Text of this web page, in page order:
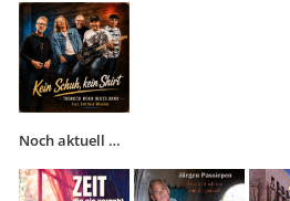
Noch aktuell …